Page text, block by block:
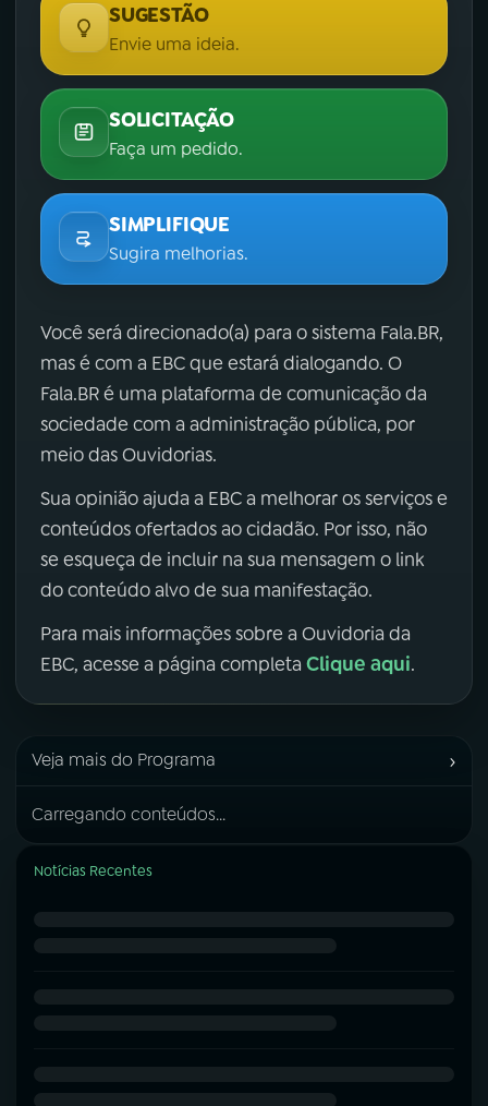
SUGESTÃO
Envie uma ideia.
SOLICITAÇÃO
Faça um pedido.
SIMPLIFIQUE
Sugira melhorias.
Você será direcionado(a) para o sistema Fala.BR,
mas é com a EBC que estará dialogando. O
Fala.BR é uma plataforma de comunicação da
sociedade com a administração pública, por
meio das Ouvidorias.
Sua opinião ajuda a EBC a melhorar os serviços e
conteúdos ofertados ao cidadão. Por isso, não
se esqueça de incluir na sua mensagem o link
do conteúdo alvo de sua manifestação.
Para mais informações sobre a Ouvidoria da
EBC, acesse a página completa Clique aqui.
Veja mais do Programa ›
Carregando conteúdos...
Notícias Recentes